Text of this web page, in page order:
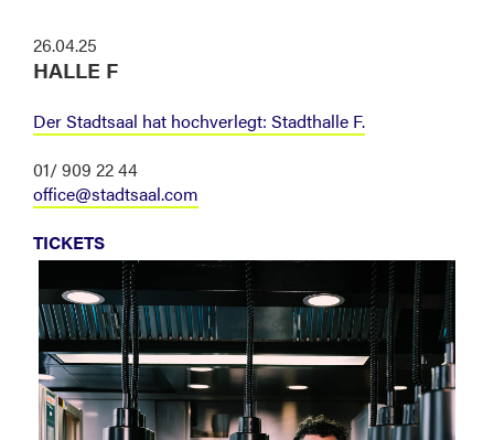
26.04.25
HALLE F
Der Stadtsaal hat hochverlegt: Stadthalle F.
01/ 909 22 44
office@stadtsaal.com
TICKETS